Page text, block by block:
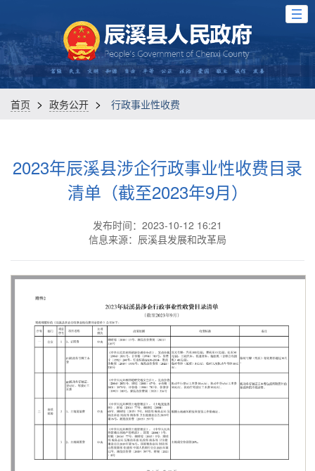
首页 > 政务公开 > 行政事业性收费
2023年辰溪县涉企行政事业性收费目录
清单（截至2023年9月）
发布时间：2023-10-12 16:21
信息来源：辰溪县发展和改革局